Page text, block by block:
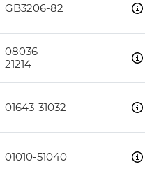
GB3206-82
08036-
21214
01643-31032
01010-51040